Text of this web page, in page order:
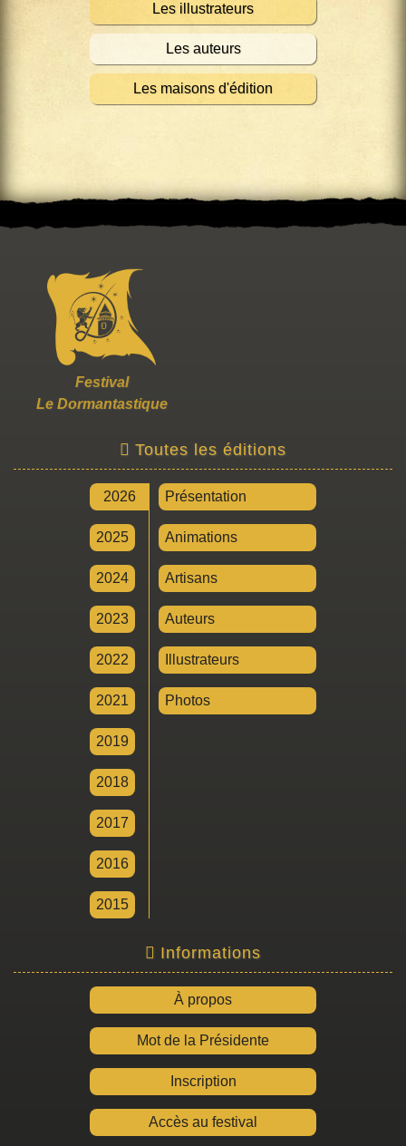
Les illustrateurs
Les auteurs
Les maisons d'édition
Festival
Le Dormantastique
Toutes les éditions
2026
2025
2024
2023
2022
2021
2019
2018
2017
2016
2015
Présentation
Animations
Artisans
Auteurs
Illustrateurs
Photos
Informations
À propos
Mot de la Présidente
Inscription
Accès au festival